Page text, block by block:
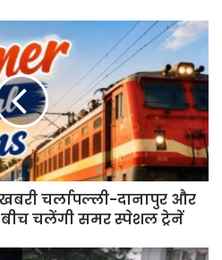
चर्लापल्ली-दानापुर और
चलेंगी समर स्पेशल ट्रेनें